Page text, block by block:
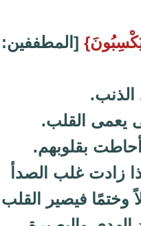
يَكْسِبُونَ} [المطففين:
يعمى القلب.
بقلوبهم.
زادت غلب الصدأ
وختمًا فيصير القلب